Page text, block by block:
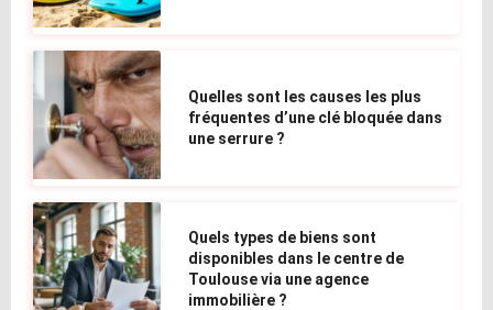
Quelles sont les causes les plus
fréquentes d’une clé bloquée dans
une serrure ?
Quels types de biens sont
disponibles dans le centre de
Toulouse via une agence
immobilière ?